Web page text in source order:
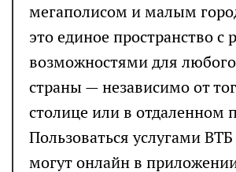
мегаполисом и малым
это единое пространство
возможностями для
страны — независимо от
столице или в отдаленном
Пользоваться услугами
могут онлайн в